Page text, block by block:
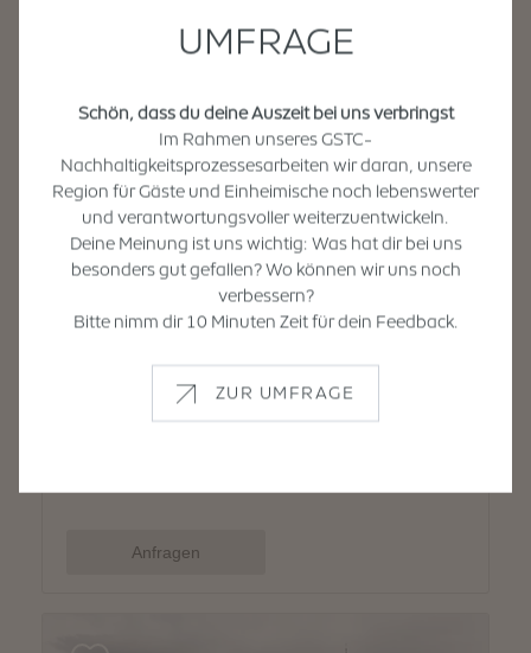
UMFRAGE
Schön, dass du deine Auszeit bei uns verbringst
Im Rahmen unseres GSTC-
Nachhaltigkeitsprozessesarbeiten wir daran, unsere
Region für Gäste und Einheimische noch lebenswerter
und verantwortungsvoller weiterzuentwickeln.
Deine Meinung ist uns wichtig: Was hat dir bei uns
besonders gut gefallen? Wo können wir uns noch
verbessern?
Bitte nimm dir 10 Minuten Zeit für dein Feedback.
ZUR UMFRAGE